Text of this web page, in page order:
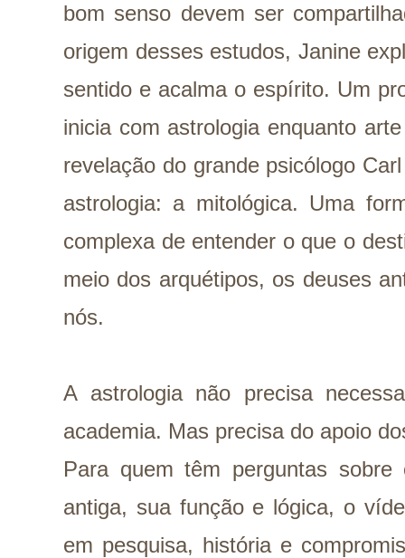
bom senso devem ser
origem desses estudos, Janine
sentido e acalma o espírito. Um
inicia com astrologia enquanto
revelação do grande psicólogo
astrologia: a mitológica. Uma
complexa de entender o que o
meio dos arquétipos, os deuses
nós.
A astrologia não precisa
academia. Mas precisa do apoio
Para quem têm perguntas
antiga, sua função e lógica, o
em pesquisa, história e